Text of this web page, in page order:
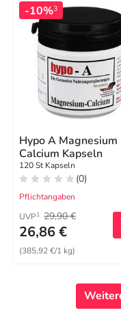
-10%3
Hypo A Magnesium
Calcium Kapseln
120 St Kapseln
(0)
Pflichtangaben
UVP1 29,90 €
26,86 €
(385,92 €/1 kg)